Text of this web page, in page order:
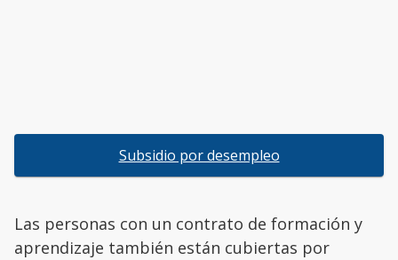
Subsidio por desempleo
Las personas con un contrato de formación y
aprendizaje también están cubiertas por